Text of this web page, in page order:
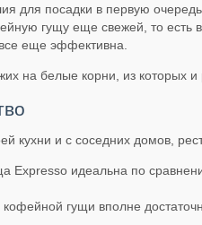
для посадки в первую
гущу еще свежей, то есть
еще эффективна.
на белые корни, из которых
кухни и с соседних домов,
Expresso идеальна по
гущи вполне